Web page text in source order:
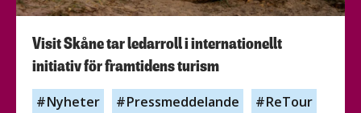
Visit Skåne tar ledarroll i internationellt
initiativ för framtidens turism
Nyheter Pressmeddelande
ReTour